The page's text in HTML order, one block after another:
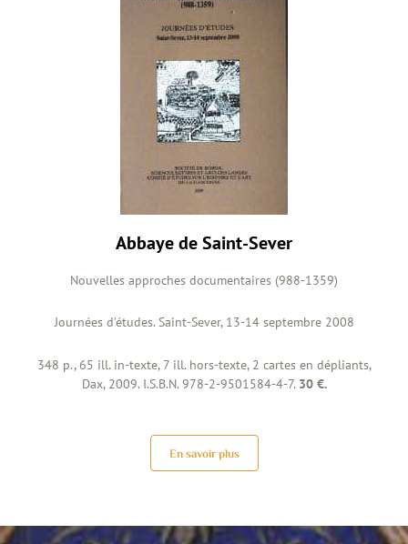
Abbaye de Saint-Sever
Nouvelles approches documentaires (988-1359)
Journées d’études. Saint-Sever, 13-14 septembre 2008
348 p., 65 ill. in-texte, 7 ill. hors-texte, 2 cartes en dépliants,
Dax, 2009. I.S.B.N. 978-2-9501584-4-7. 30 €.
En savoir plus